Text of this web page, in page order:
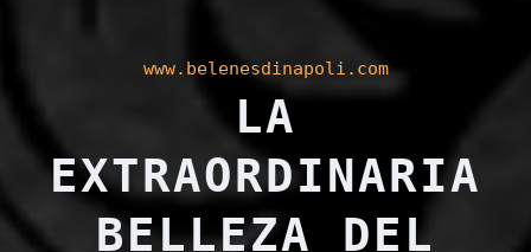
www.belenesdinapoli.com
LA
EXTRAORDINARIA
BELLEZA DEL